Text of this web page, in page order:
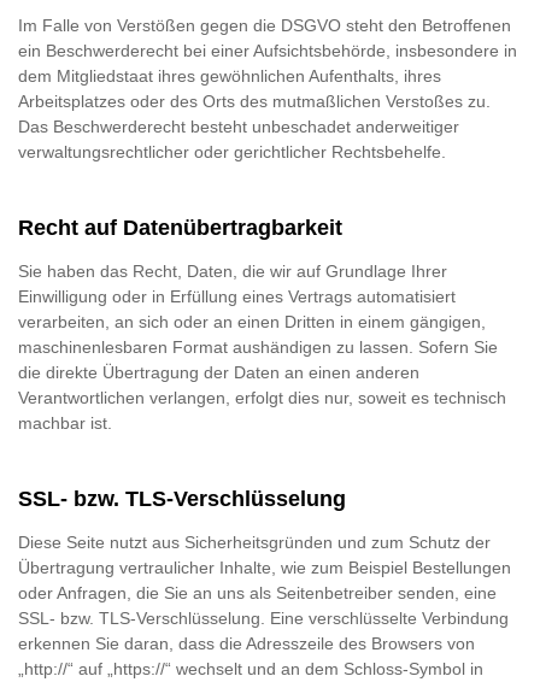
Im Falle von Verstößen gegen die DSGVO steht den Betroffenen
ein Beschwerderecht bei einer Aufsichtsbehörde, insbesondere in
dem Mitgliedstaat ihres gewöhnlichen Aufenthalts, ihres
Arbeitsplatzes oder des Orts des mutmaßlichen Verstoßes zu.
Das Beschwerderecht besteht unbeschadet anderweitiger
verwaltungsrechtlicher oder gerichtlicher Rechtsbehelfe.
Recht auf Daten­übertrag­barkeit
Sie haben das Recht, Daten, die wir auf Grundlage Ihrer
Einwilligung oder in Erfüllung eines Vertrags automatisiert
verarbeiten, an sich oder an einen Dritten in einem gängigen,
maschinenlesbaren Format aushändigen zu lassen. Sofern Sie
die direkte Übertragung der Daten an einen anderen
Verantwortlichen verlangen, erfolgt dies nur, soweit es technisch
machbar ist.
SSL- bzw. TLS-Verschlüsselung
Diese Seite nutzt aus Sicherheitsgründen und zum Schutz der
Übertragung vertraulicher Inhalte, wie zum Beispiel Bestellungen
oder Anfragen, die Sie an uns als Seitenbetreiber senden, eine
SSL- bzw. TLS-Verschlüsselung. Eine verschlüsselte Verbindung
erkennen Sie daran, dass die Adresszeile des Browsers von
„http://“ auf „https://“ wechselt und an dem Schloss-Symbol in